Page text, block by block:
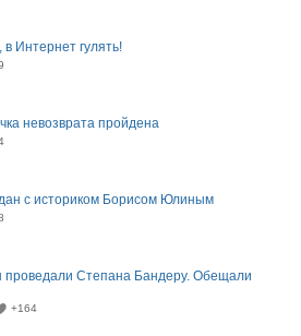
Интернет гулять!
невозврата пройдена
с историком Борисом Юлиным
проведали Степана Бандеру. Обещали
+164